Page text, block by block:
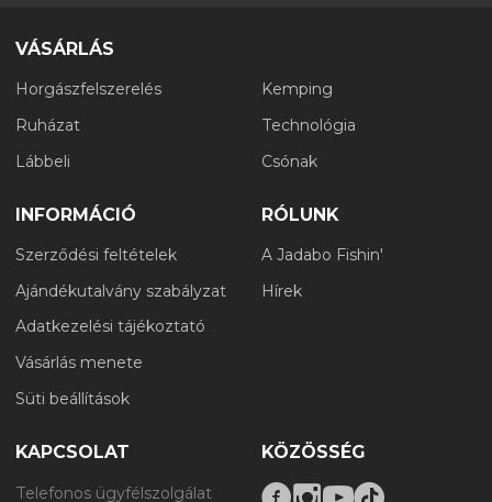
VÁSÁRLÁS
Horgászfelszerelés
Ruházat
Lábbeli
Kemping
Technológia
Csónak
INFORMÁCIÓ
Szerződési feltételek
Ajándékutalvány szabályzat
Adatkezelési tájékoztató
Vásárlás menete
Süti beállítások
RÓLUNK
A Jadabo Fishin'
Hírek
KAPCSOLAT
Telefonos ügyfélszolgálat
KÖZÖSSÉG